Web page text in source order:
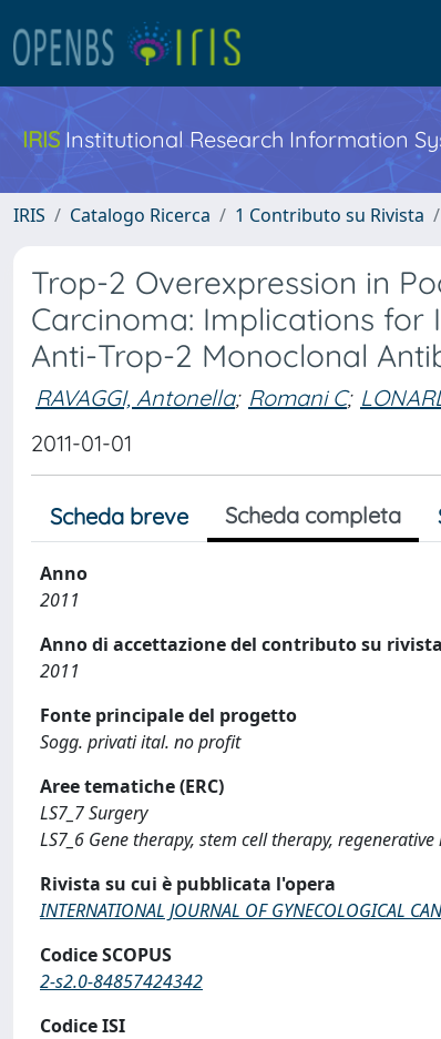
IRIS Institutional Research Information
IRIS Catalogo Ricerca 1 Contributo su Rivista
Trop-2 Overexpression in
Carcinoma: Implications for
Anti-Trop-2 Monoclonal
RAVAGGI, Antonella; Romani C;
2011-01-01
Scheda breve Scheda completa
Anno
2011
Anno di accettazione del contributo su rivista
2011
Fonte principale del progetto
Sogg. privati ital. no profit
Aree tematiche (ERC)
LS7_7 Surgery
LS7_6 Gene therapy, stem cell therapy,
Rivista su cui è pubblicata l'opera
INTERNATIONAL JOURNAL OF GYNECOLOGICAL
Codice SCOPUS
2-s2.0-84857424342
Codice ISI